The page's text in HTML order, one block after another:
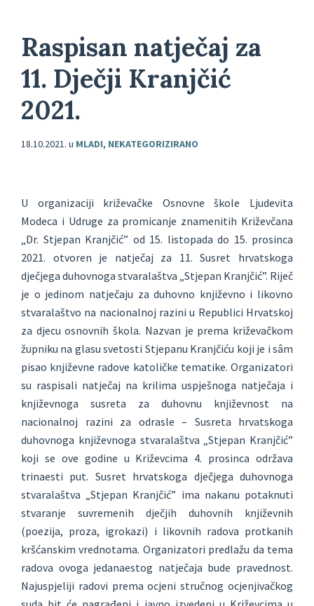
Raspisan natječaj za
11. Dječji Kranjčić
2021.
18.10.2021. u MLADI, NEKATEGORIZIRANO
U organizaciji križevačke Osnovne škole Ljudevita
Modeca i Udruge za promicanje znamenitih Križevčana
„Dr. Stjepan Kranjčić” od 15. listopada do 15. prosinca
2021. otvoren je natječaj za 11. Susret hrvatskoga
dječjega duhovnoga stvaralaštva „Stjepan Kranjčić”. Riječ
je o jedinom natječaju za duhovno književno i likovno
stvaralaštvo na nacionalnoj razini u Republici Hrvatskoj
za djecu osnovnih škola. Nazvan je prema križevačkom
župniku na glasu svetosti Stjepanu Kranjčiću koji je i sâm
pisao književne radove katoličke tematike. Organizatori
su raspisali natječaj na krilima uspješnoga natječaja i
književnoga susreta za duhovnu književnost na
nacionalnoj razini za odrasle – Susreta hrvatskoga
duhovnoga književnoga stvaralaštva „Stjepan Kranjčić”
koji se ove godine u Križevcima 4. prosinca održava
trinaesti put. Susret hrvatskoga dječjega duhovnoga
stvaralaštva „Stjepan Kranjčić” ima nakanu potaknuti
stvaranje suvremenih dječjih duhovnih književnih
(poezija, proza, igrokazi) i likovnih radova protkanih
kršćanskim vrednotama. Organizatori predlažu da tema
radova ovoga jedanaestog natječaja bude pravednost.
Najuspjeliji radovi prema ocjeni stručnog ocjenjivačkog